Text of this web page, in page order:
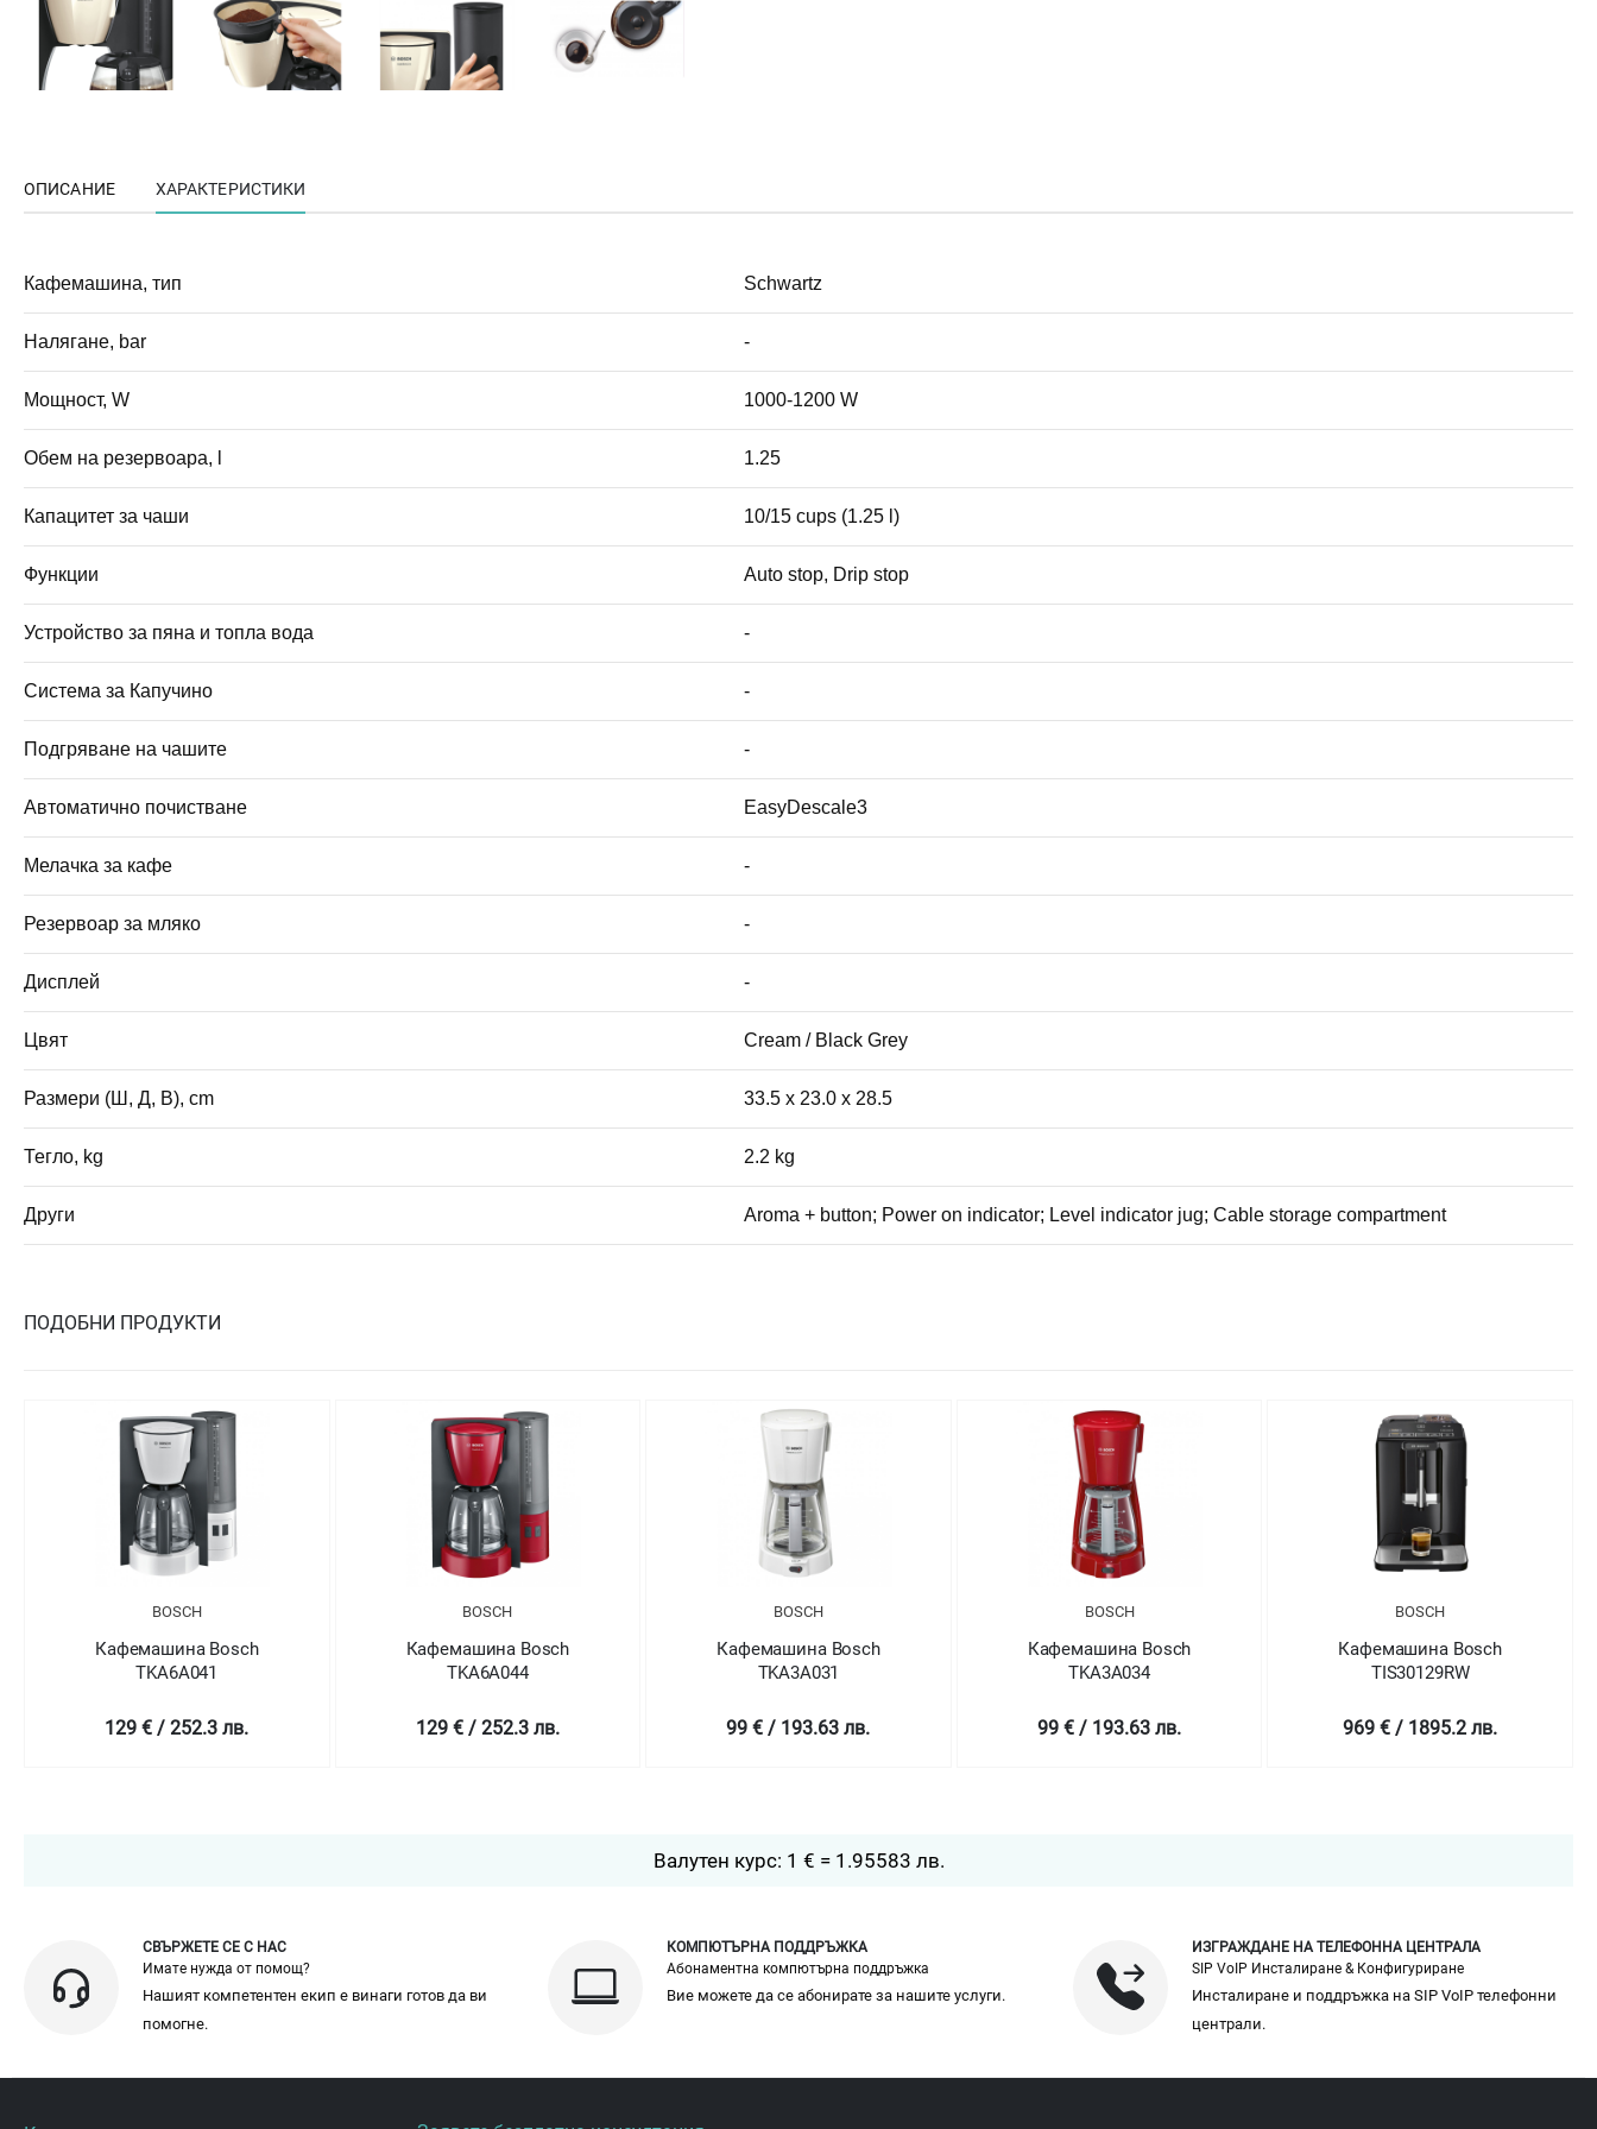
ОПИСАНИЕ ХАРАКТЕРИСТИКИ
Кафемашина, тип Schwartz
Налягане, bar -
Мощност, W 1000-1200 W
Обем на резервоара, l 1.25
Капацитет за чаши 10/15 cups (1.25 l)
Функции Auto stop, Drip stop
Устройство за пяна и топла вода -
Система за Капучино -
Подгряване на чашите -
Автоматично почистване EasyDescale3
Мелачка за кафе -
Резервоар за мляко -
Дисплей -
Цвят Cream / Black Grey
Размери (Ш, Д, В), cm 33.5 x 23.0 x 28.5
Тегло, kg 2.2 kg
Други Aroma + button; Power on indicator; Level indicator jug; Cable storage compartment
ПОДОБНИ ПРОДУКТИ
BOSCH
Кафемашина Bosch
TKA6A041
129 € / 252.3 лв.
BOSCH
Кафемашина Bosch
TKA6A044
129 € / 252.3 лв.
BOSCH
Кафемашина Bosch
TKA3A031
99 € / 193.63 лв.
BOSCH
Кафемашина Bosch
TKA3A034
99 € / 193.63 лв.
BOSCH
Кафемашина Bosch
TIS30129RW
969 € / 1895.2 лв.
Валутен курс: 1 € = 1.95583 лв.
СВЪРЖЕТЕ СЕ С НАС
Имате нужда от помощ?
Нашият компетентен екип е винаги готов да ви
помогне.
КОМПЮТЪРНА ПОДДРЪЖКА
Абонаментна компютърна поддръжка
Вие можете да се абонирате за нашите услуги.
ИЗГРАЖДАНЕ НА ТЕЛЕФОННА ЦЕНТРАЛА
SIP VoIP Инсталиране & Конфигуриране
Инсталиране и поддръжка на SIP VoIP телефонни
централи.